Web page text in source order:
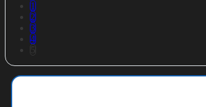
1
2
3
4
5